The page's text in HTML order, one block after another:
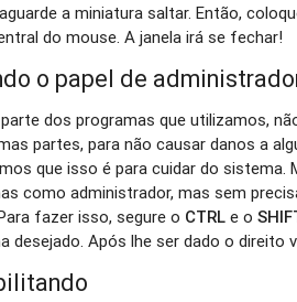
a miniatura saltar. Então,
do mouse. A janela irá se fechar!
o papel de
dos programas que utilizamos,
partes, para não causar danos a
que isso é para cuidar do
como administrador, mas sem
Para fazer isso, segure o CTRL e o
desejado. Após lhe ser dado o